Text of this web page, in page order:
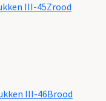
III-45Zrood
III-46Brood